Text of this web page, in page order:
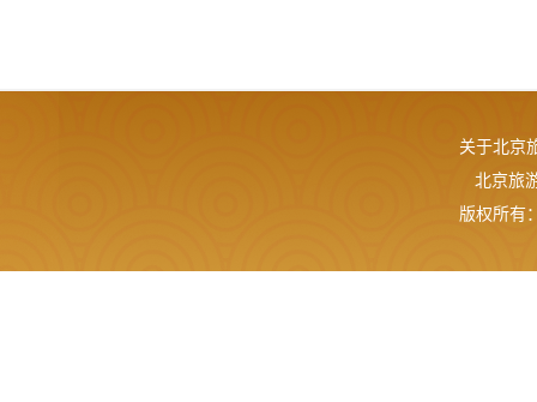
关于北京
北京旅
版权所有